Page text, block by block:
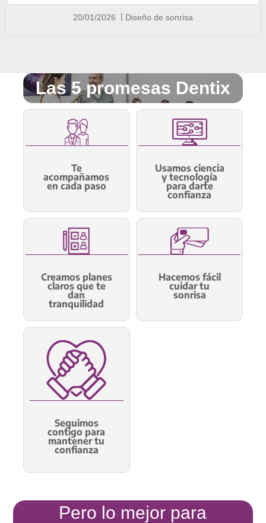
20/01/2026 Diseño de sonrisa
Las 5 promesas Dentix
Te
acompañamos
en cada paso
Usamos ciencia
y tecnología
para darte
confianza
Creamos planes
claros que te
dan
tranquilidad
Hacemos fácil
cuidar tu
sonrisa
Seguimos
contigo para
mantener tu
confianza
Pero lo mejor para